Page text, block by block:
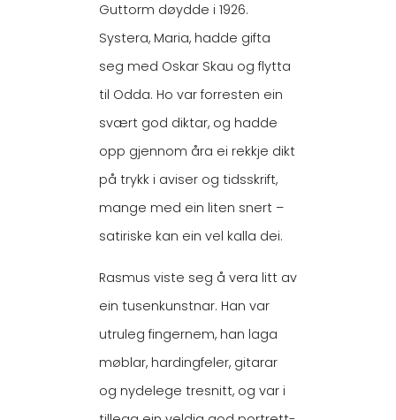
Guttorm døydde i 1926.
Systera, Maria, hadde gifta
seg med Oskar Skau og flytta
til Odda. Ho var forresten ein
svært god diktar, og hadde
opp gjennom åra ei rekkje dikt
på trykk i aviser og tidsskrift,
mange med ein liten snert –
satiriske kan ein vel kalla dei.
Rasmus viste seg å vera litt av
ein tusenkunstnar. Han var
utruleg fingernem, han laga
møblar, hardingfeler, gitarar
og nydelege tresnitt, og var i